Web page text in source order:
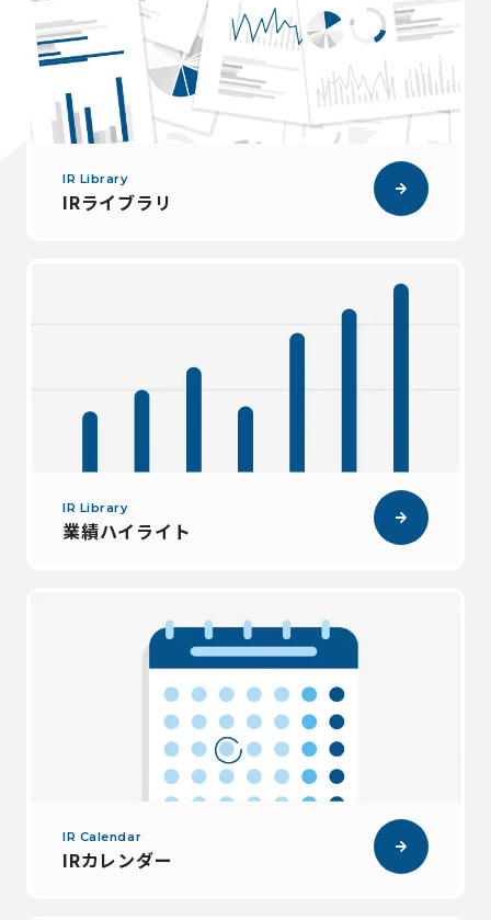
IR Library
IRライブラリ
IR Library
業績ハイライト
IR Calendar
IRカレンダー